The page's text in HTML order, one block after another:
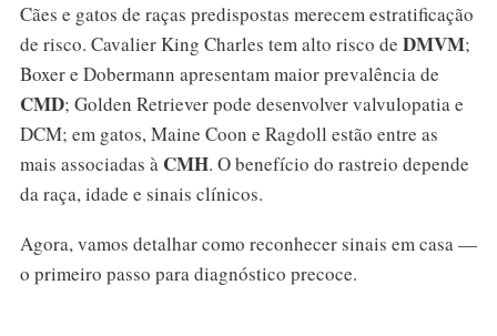
Cães e gatos de raças predispostas merecem estratificação
de risco. Cavalier King Charles tem alto risco de DMVM;
Boxer e Dobermann apresentam maior prevalência de
CMD; Golden Retriever pode desenvolver valvulopatia e
DCM; em gatos, Maine Coon e Ragdoll estão entre as
mais associadas à CMH. O benefício do rastreio depende
da raça, idade e sinais clínicos.
Agora, vamos detalhar como reconhecer sinais em casa —
o primeiro passo para diagnóstico precoce.